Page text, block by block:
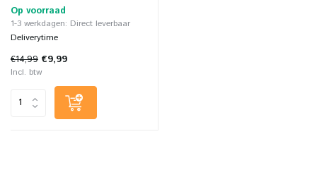
Op voorraad
1-3 werkdagen: Direct leverbaar
Deliverytime
€14,99 €9,99
Incl. btw